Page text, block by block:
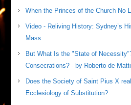
When the Princes of the Church No
Video - Reliving History: Sydney’s
Mass
But What Is the "State of
Consecrations? - by Roberto de
Does the Society of Saint Pius X
Ecclesiology of Substitution?